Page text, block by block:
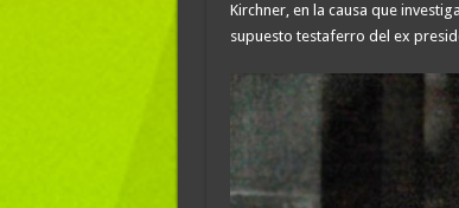
Kirchner, en la causa que
supuesto testaferro del ex